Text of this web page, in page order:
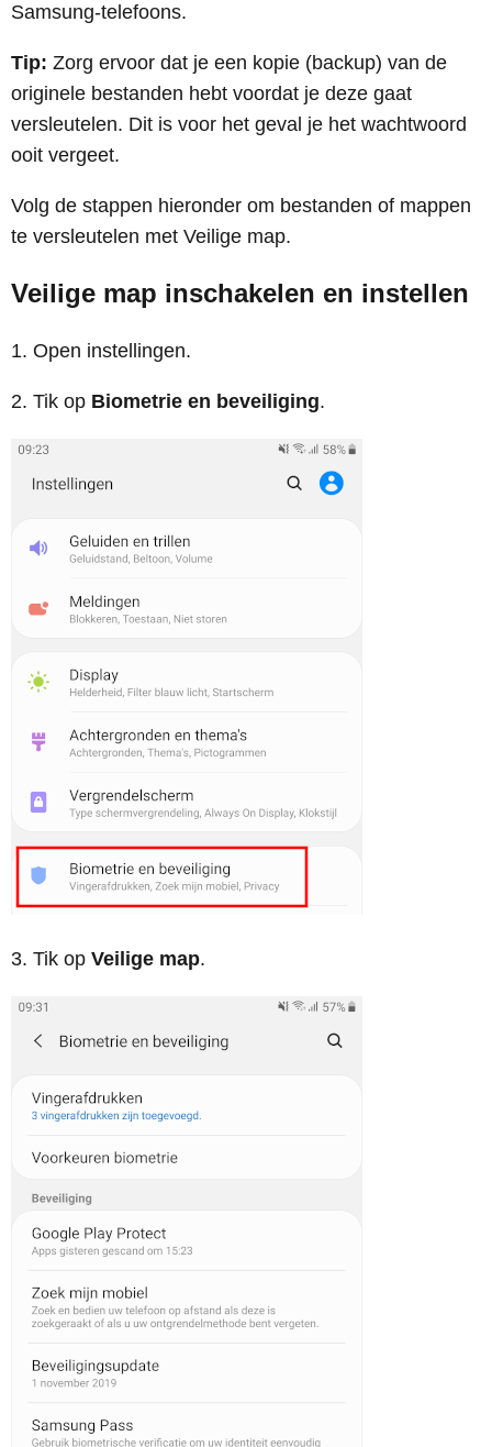
Samsung-telefoons.
Tip: Zorg ervoor dat je een kopie (backup) van de
originele bestanden hebt voordat je deze gaat
versleutelen. Dit is voor het geval je het wachtwoord
ooit vergeet.
Volg de stappen hieronder om bestanden of mappen
te versleutelen met Veilige map.
Veilige map inschakelen en instellen
1. Open instellingen.
2. Tik op Biometrie en beveiliging.
3. Tik op Veilige map.